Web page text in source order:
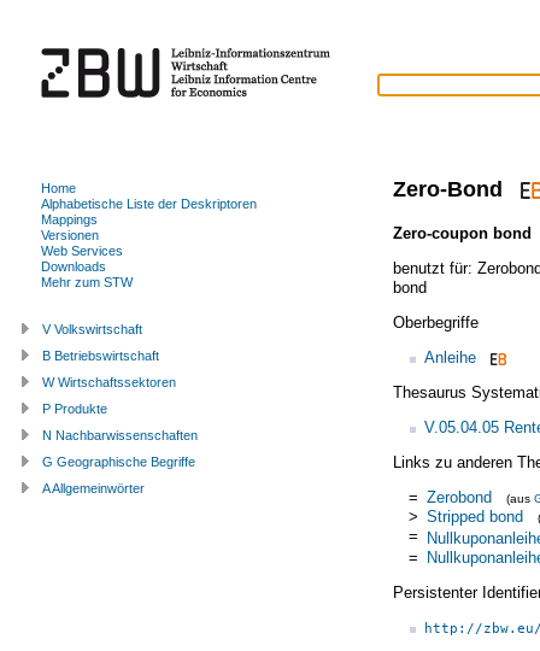
Zero-Bond
Zero-coupon bond
benutzt für:
bond
Oberbegriffe
Anleihe
Thesaurus
V.05.04.05
Links zu anderen
= Zerobond (aus
> Stripped bond
=
=
Persistenter
http://
Home
Alphabetische Liste der Deskriptoren
Mappings
Versionen
Web Services
Downloads
Mehr zum STW
V Volkswirtschaft
B Betriebswirtschaft
W Wirtschaftssektoren
P Produkte
N Nachbarwissenschaften
G Geographische Begriffe
A Allgemeinwörter